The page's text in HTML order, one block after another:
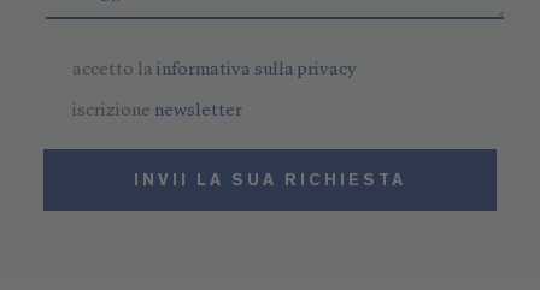
accetto lainformativa sulla privacy
iscrizione newsletter
INVII LA SUA RICHIESTA